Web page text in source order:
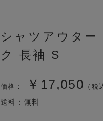
シャツアウター
ク 長袖 S
価格： ￥17,050 （税
送料：無料